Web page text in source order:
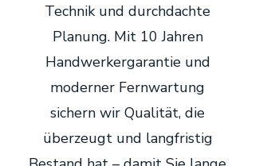
Technik und durchdachte
Planung. Mit 10 Jahren
Handwerkergarantie und
moderner Fernwartung
sichern wir Qualität, die
überzeugt und langfristig